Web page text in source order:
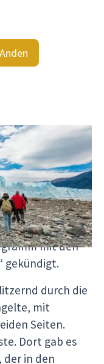
menschenleere
Südspitze
Chile und
hat
Job bei einer
mit den
gekündigt.
durch die
mit
Seiten.
Dort gab es
der in den